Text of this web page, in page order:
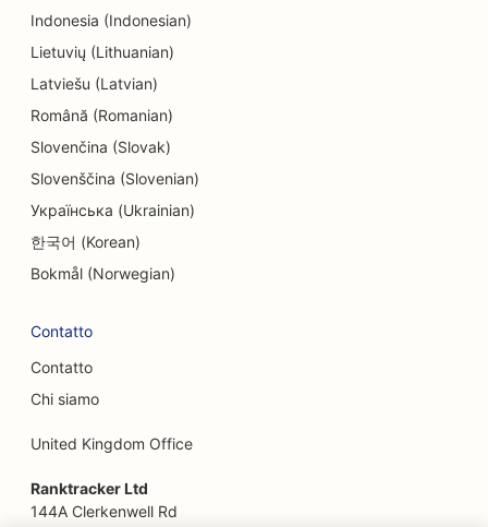
SEO per endodontisti
SEO per l'intrattenimento e il tempo libero
SEO per le Escape Room
EO per i ristoranti etnici
SEO per i ristoranti di fattoria
SEO per i servizi di lifting
SEO per i ristoranti fast food
SEO per fioristi
SEO per i punti di ristoro
Indonesia (Indonesian)
Lietuvių (Lithuanian)
Latviešu (Latvian)
Română (Romanian)
Slovenčina (Slovak)
Slovenščina (Slovenian)
Українська (Ukrainian)
한국어 (Korean)
Bokmål (Norwegian)
Contatto
Contatto
Chi siamo
United Kingdom Office
Ranktracker Ltd
144A Clerkenwell Rd